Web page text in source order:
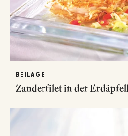
BEILAGE
Zanderfilet in der